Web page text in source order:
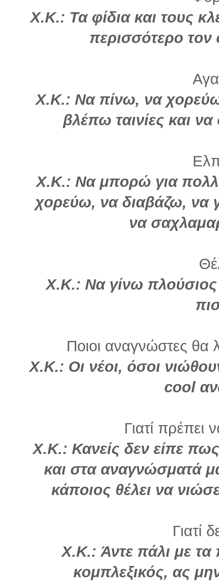
Χ.Κ.: Τα φίδια και τους
περισσότερο
Χ.Κ.: Να πίνω, να
βλέπω ταινίες και
Χ.Κ.: Να μπορώ για
χορεύω, να διαβάζω, να
να
Χ.Κ.: Να γίνω πλούσιος
Ποιοι αναγνώστες θα
Χ.Κ.: Οι νέοι, όσοι
cool
Γιατί πρέπει
Χ.Κ.: Κανείς δεν είπε
και στα αναγνώσματά
κάποιος θέλει να
Γιατί
Χ.Κ.: Άντε πάλι με τα
κομπλεξικός, ας